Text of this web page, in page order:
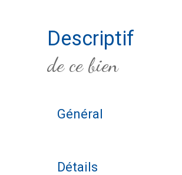
descriptif
de ce bien
Général
Détails